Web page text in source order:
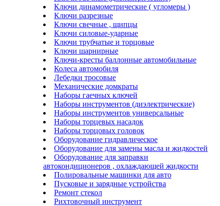
Ключи динамометрические ( угломеры )
Ключи разрезные
Ключи свечные , щипцы
Ключи силовые-ударные
Ключи трубчатые и торцовые
Ключи шарнирные
Ключи-кресты баллонные автомобильные
Колеса автомобиля
Лебедки тросовые
Механические домкраты
Наборы гаечных ключей
Наборы инструментов (диэлектрические)
Наборы инструментов универсальные
Наборы торцевых насадок
Наборы торцовых головок
Оборудование гидравлическое
Оборудование для замены масла и жидкостей
Оборудование для заправки
автокондиционеров , охлаждающей жидкости
Полировальные машинки для авто
Пусковые и зарядные устройства
Ремонт стекол
Рихтовочный инструмент